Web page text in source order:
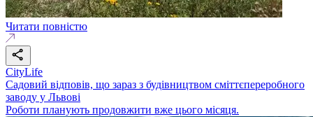
Читати повністю
CityLife
Садовий відповів, що зараз з будівництвом сміттєпереробного
заводу у Львові
Роботи планують продовжити вже цього місяця.